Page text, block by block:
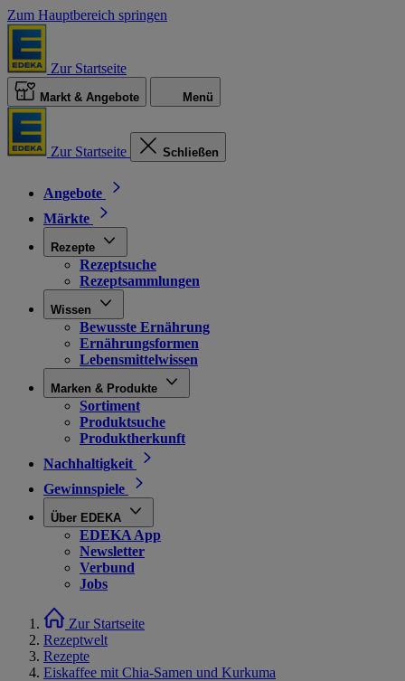
Zum Hauptbereich springen
Zur Startseite
Markt & Angebote Menü
Zur Startseite Schließen
Angebote
Märkte
Rezepte
Rezeptsuche
Rezeptsammlungen
Wissen
Bewusste Ernährung
Ernährungsformen
Lebensmittelwissen
Marken & Produkte
Sortiment
Produktsuche
Produktherkunft
Nachhaltigkeit
Gewinnspiele
Über EDEKA
EDEKA App
Newsletter
Verbund
Jobs
Zur Startseite
Rezeptwelt
Rezepte
Eiskaffee mit Chia-Samen und Kurkuma